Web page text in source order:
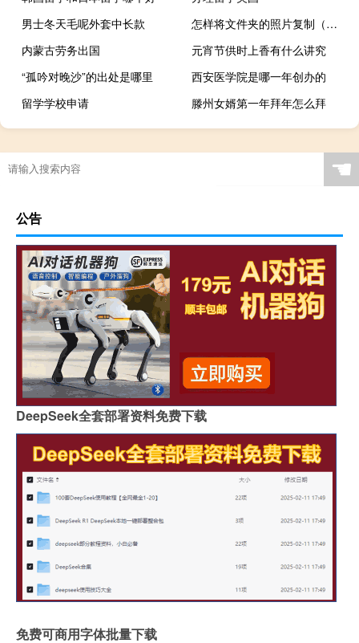
男士冬天毛呢外套中长款
怎样将文件夹的照片复制（怎样将文件夹加密）
内蒙古劳务出国
元宵节供时上香有什么讲究
“孤吟对晚沙”的出处是哪里
西安医学院是哪一年创办的
留学学校申请
滕州女婿第一年拜年怎么拜
☚
公告
DeepSeek全套部署资料免费下载
免费可商用字体批量下载